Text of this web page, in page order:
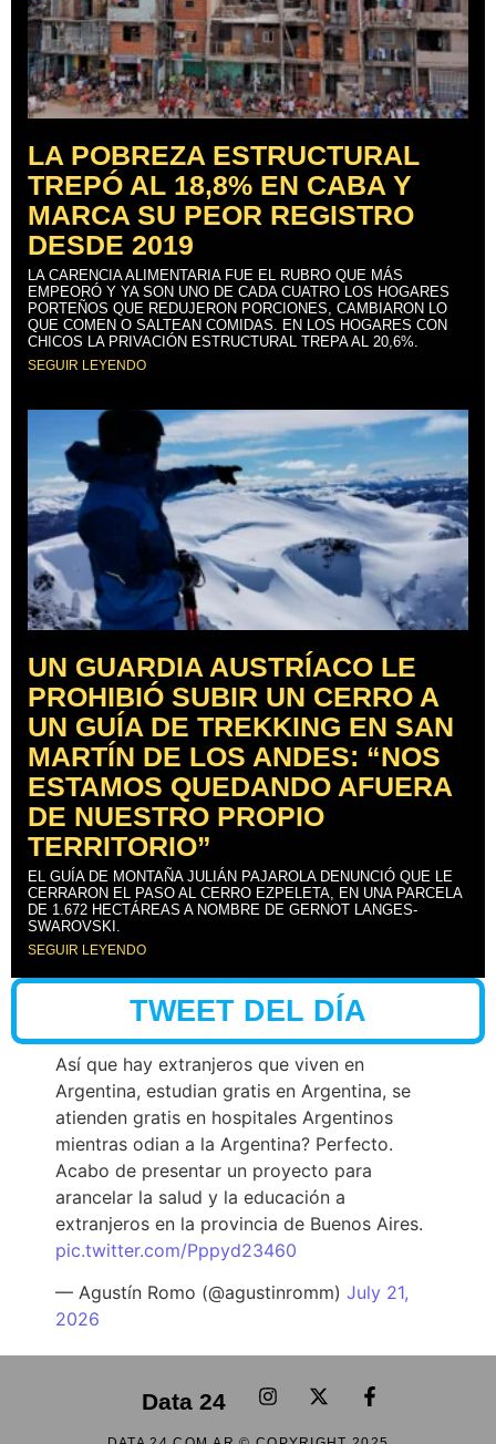
LA POBREZA ESTRUCTURAL
TREPÓ AL 18,8% EN CABA Y
MARCA SU PEOR REGISTRO
DESDE 2019
LA CARENCIA ALIMENTARIA FUE EL RUBRO QUE MÁS
EMPEORÓ Y YA SON UNO DE CADA CUATRO LOS HOGARES
PORTEÑOS QUE REDUJERON PORCIONES, CAMBIARON LO
QUE COMEN O SALTEAN COMIDAS. EN LOS HOGARES CON
CHICOS LA PRIVACIÓN ESTRUCTURAL TREPA AL 20,6%.
SEGUIR LEYENDO
UN GUARDIA AUSTRÍACO LE
PROHIBIÓ SUBIR UN CERRO A
UN GUÍA DE TREKKING EN SAN
MARTÍN DE LOS ANDES: “NOS
ESTAMOS QUEDANDO AFUERA
DE NUESTRO PROPIO
TERRITORIO”
EL GUÍA DE MONTAÑA JULIÁN PAJAROLA DENUNCIÓ QUE LE
CERRARON EL PASO AL CERRO EZPELETA, EN UNA PARCELA
DE 1.672 HECTÁREAS A NOMBRE DE GERNOT LANGES-
SWAROVSKI.
SEGUIR LEYENDO
TWEET DEL DÍA
Así que hay extranjeros que viven en
Argentina, estudian gratis en Argentina, se
atienden gratis en hospitales Argentinos
mientras odian a la Argentina? Perfecto.
Acabo de presentar un proyecto para
arancelar la salud y la educación a
extranjeros en la provincia de Buenos Aires.
pic.twitter.com/Pppyd23460
— Agustín Romo (@agustinromm) July 21,
2026
Data 24